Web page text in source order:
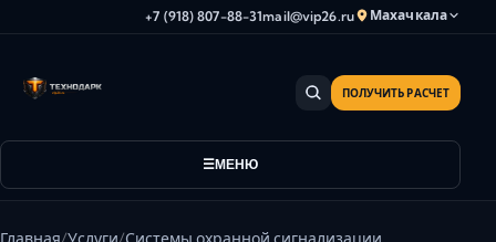
+7 (918) 807-88-31mail@vip26.ru Махачкала
Анапа
Владикавказ
МЕНЮ
ПОЛУЧИТЬ РАСЧЕТ